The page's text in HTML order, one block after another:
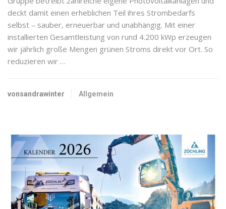
deckt damit einen erheblichen Teil ihres Strombedarfs
selbst – sauber, erneuerbar und unabhängig. Mit einer
installierten Gesamtleistung von rund 4.200 kWp erzeugen
wir jährlich große Mengen grünen Stroms direkt vor Ort. So
reduzieren wir …
vonsandrawinter Allgemein